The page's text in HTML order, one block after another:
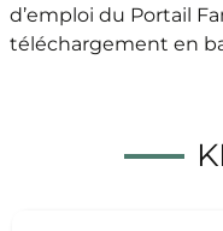
d’emploi du Portail
téléchargement en